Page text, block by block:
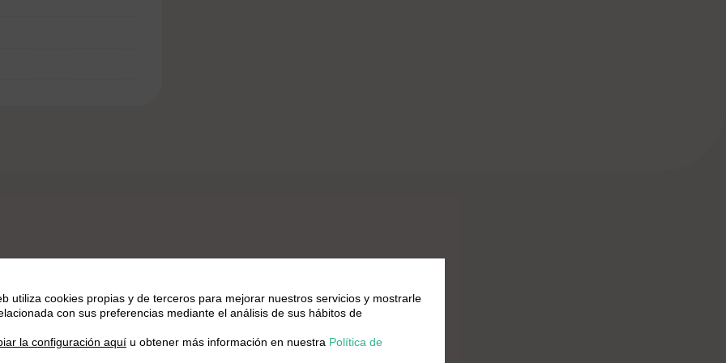
y habichuelas murciano
utiliza cookies propias y de terceros para mejorar nuestros servicios y mostrarle
con sus preferencias mediante el análisis de sus hábitos de
la configuración aquí u obtener más información en nuestra Política de